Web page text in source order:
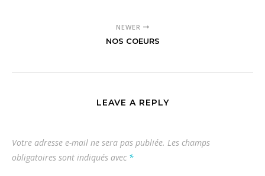
NEWER
NOS COEURS
LEAVE A REPLY
Votre adresse e-mail ne sera pas publiée. Les champs
obligatoires sont indiqués avec *